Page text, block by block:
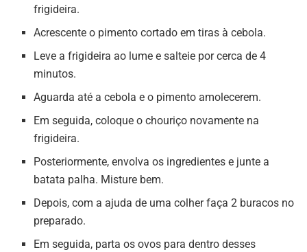
frigideira.
Acrescente o pimento cortado em tiras à cebola.
Leve a frigideira ao lume e salteie por cerca de 4
minutos.
Aguarda até a cebola e o pimento amolecerem.
Em seguida, coloque o chouriço novamente na
frigideira.
Posteriormente, envolva os ingredientes e junte a
batata palha. Misture bem.
Depois, com a ajuda de uma colher faça 2 buracos no
preparado.
Em seguida, parta os ovos para dentro desses